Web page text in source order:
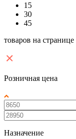
15
30
45
товаров на странице
Розничная цена
Назначение